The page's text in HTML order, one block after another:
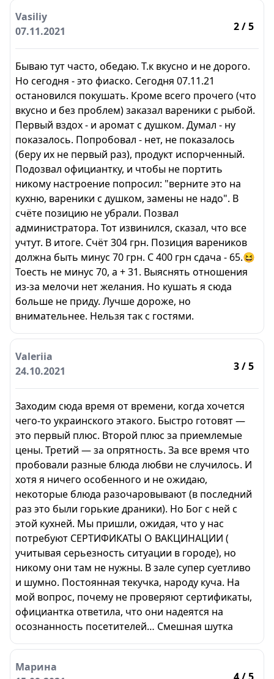
Vasiliy
07.11.2021
2/ 5
Бываю тут часто, обедаю. Т.к вкусно и не дорого.
Но сегодня - это фиаско. Сегодня 07.11.21
остановился покушать. Кроме всего прочего (что
вкусно и без проблем) заказал вареники с рыбой.
Первый вздох - и аромат с душком. Думал - ну
показалось. Попробовал - нет, не показалось
(беру их не первый раз), продукт испорченный.
Подозвал официантку, и чтобы не портить
никому настроение попросил: "верните это на
кухню, вареники с душком, замены не надо". В
счёте позицию не убрали. Позвал
администратора. Тот извинился, сказал, что все
учтут. В итоге. Счёт 304 грн. Позиция вареников
должна быть минус 70 грн. С 400 грн сдача - 65.😆
Тоесть не минус 70, а + 31. Выяснять отношения
из-за мелочи нет желания. Но кушать я сюда
больше не приду. Лучше дороже, но
внимательнее. Нельзя так с гостями.
Valeriia
24.10.2021
3/ 5
Заходим сюда время от времени, когда хочется
чего-то украинского этакого. Быстро готовят —
это первый плюс. Второй плюс за приемлемые
цены. Третий — за опрятность. За все время что
пробовали разные блюда любви не случилось. И
хотя я ничего особенного и не ожидаю,
некоторые блюда разочаровывают (в последний
раз это были горькие драники). Но Бог с ней с
этой кухней. Мы пришли, ожидая, что у нас
потребуют СЕРТИФИКАТЫ О ВАКЦИНАЦИИ (
учитывая серьезность ситуации в городе), но
никому они там не нужны. В зале супер суетливо
и шумно. Постоянная текучка, народу куча. На
мой вопрос, почему не проверяют сертификаты,
официантка ответила, что они надеятся на
осознанность посетителей… Смешная шутка
Марина